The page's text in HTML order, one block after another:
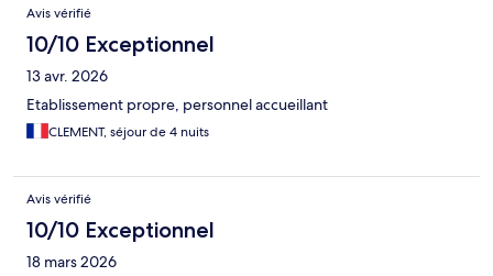
Avis vérifié
10/10 Exceptionnel
13 avr. 2026
Etablissement propre, personnel accueillant
CLEMENT, séjour de 4 nuits
Avis vérifié
10/10 Exceptionnel
18 mars 2026